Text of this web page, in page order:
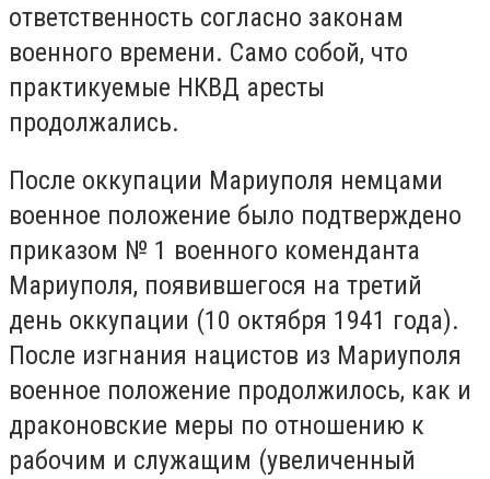
ответственность согласно законам
военного времени. Само собой, что
практикуемые НКВД аресты
продолжались.
После оккупации Мариуполя немцами
военное положение было подтверждено
приказом № 1 военного коменданта
Мариуполя, появившегося на третий
день оккупации (10 октября 1941 года).
После изгнания нацистов из Мариуполя
военное положение продолжилось, как и
драконовские меры по отношению к
рабочим и служащим (увеличенный